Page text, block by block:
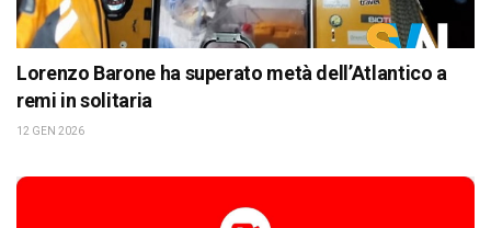
Lorenzo Barone ha superato metà dell’Atlantico a
remi in solitaria
12 GEN 2026